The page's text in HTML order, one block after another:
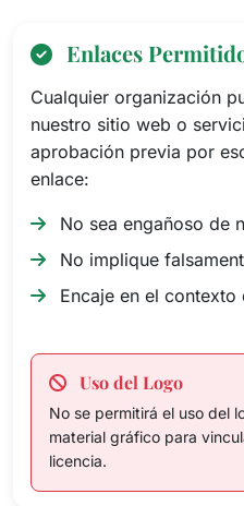
Enlaces
Cualquier organización
nuestro sitio web o
aprobación previa por
enlace:
No sea engañoso de
No implique
Encaje en el
Uso del Logo
No se permitirá el uso del
material gráfico para
licencia.